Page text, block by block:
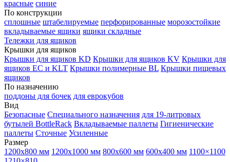
красные синие
По конструкции
сплошные штабелируемые перфорированные морозостойкие
вкладываемые ящики ящики складные
Тележки для ящиков
Крышки для ящиков
Крышки для ящиков KD Крышки для ящиков KV Крышки для
ящиков EC и KLT Крышки полимерные BL Крышки пищевых
ящиков
По назначению
поддоны для бочек для еврокубов
Вид
Безопасные Специального назначения для 19-литровых
бутылей BottleRack Вкладываемые паллеты Гигиенические
паллеты Сточные Усиленные
Размер
1200х800 мм 1200х1000 мм 800х600 мм 600х400 мм 1100×1100